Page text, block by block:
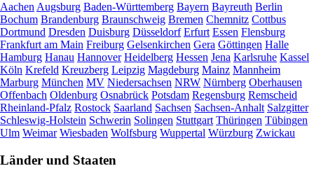
Aachen Augsburg Baden-Württemberg Bayern Bayreuth Berlin
Bochum Brandenburg Braunschweig Bremen Chemnitz Cottbus
Dortmund Dresden Duisburg Düsseldorf Erfurt Essen Flensburg
Frankfurt am Main Freiburg Gelsenkirchen Gera Göttingen Halle
Hamburg Hanau Hannover Heidelberg Hessen Jena Karlsruhe Kassel
Köln Krefeld Kreuzberg Leipzig Magdeburg Mainz Mannheim
Marburg München MV Niedersachsen NRW Nürnberg Oberhausen
Offenbach Oldenburg Osnabrück Potsdam Regensburg Remscheid
Rheinland-Pfalz Rostock Saarland Sachsen Sachsen-Anhalt Salzgitter
Schleswig-Holstein Schwerin Solingen Stuttgart Thüringen Tübingen
Ulm Weimar Wiesbaden Wolfsburg Wuppertal Würzburg Zwickau
Länder und Staaten